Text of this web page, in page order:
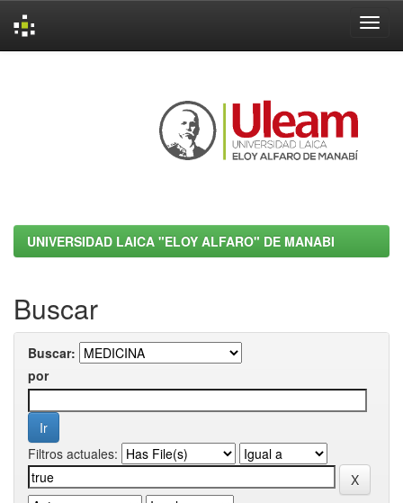
UNIVERSIDAD LAICA "ELOY ALFARO" DE MANABI
Buscar
Buscar:
por
Filtros actuales: